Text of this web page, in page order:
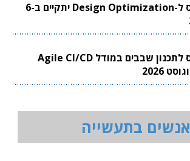
וובינר סינופסיס ל-Design Optimization יתקיים ב-6
וובינר סינופסיס לתכנון שבבים במודל Agile CI/CD
אנשים בתעשייה